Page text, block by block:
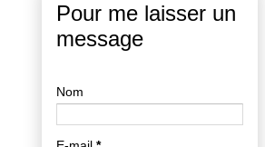
Pour me laisser un
message
Nom